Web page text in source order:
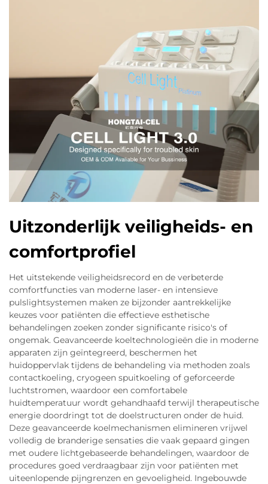
Uitzonderlijk veiligheids- en
comfortprofiel
Het uitstekende veiligheidsrecord en de verbeterde
comfortfuncties van moderne laser- en intensieve
pulslightsystemen maken ze bijzonder aantrekkelijke
keuzes voor patiënten die effectieve esthetische
behandelingen zoeken zonder significante risico's of
ongemak. Geavanceerde koeltechnologieën die in moderne
apparaten zijn geïntegreerd, beschermen het
huidoppervlak tijdens de behandeling via methoden zoals
contactkoeling, cryogeen spuitkoeling of geforceerde
luchtstromen, waardoor een comfortabele
huidtemperatuur wordt gehandhaafd terwijl therapeutische
energie doordringt tot de doelstructuren onder de huid.
Deze geavanceerde koelmechanismen elimineren vrijwel
volledig de branderige sensaties die vaak gepaard gingen
met oudere lichtgebaseerde behandelingen, waardoor de
procedures goed verdraagbaar zijn voor patiënten met
uiteenlopende pijngrenzen en gevoeligheid. Ingebouwde